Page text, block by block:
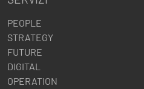
PEOPLE
STRATEGY
FUTURE
DIGITAL
OPERATION